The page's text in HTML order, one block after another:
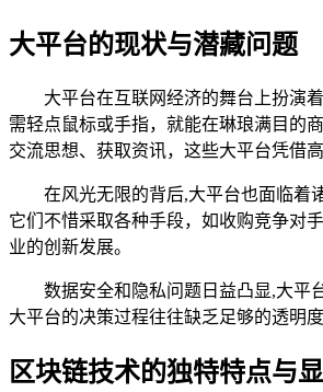
大平台的现状与潜藏问题
大平台在互联网经济的舞台上扮演
需轻点鼠标或手指，就能在琳琅满目的
交流思想、获取资讯，这些大平台凭借
在风光无限的背后,大平台也面临着
它们不惜采取各种手段，如收购竞争对
业的创新发展。
数据安全和隐私问题日益凸显,大平
大平台的决策过程往往缺乏足够的透明
区块链技术的独特特点与